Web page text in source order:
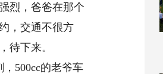
烈，爸爸在那个
，交通不很方
待下来。
500cc的老爷车